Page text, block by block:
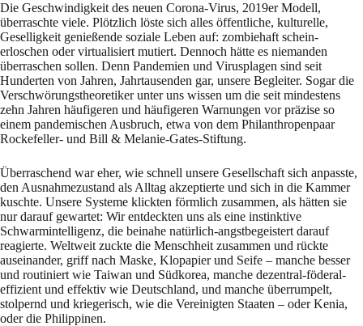
Die Geschwindigkeit des neuen Corona-Virus, 2019er Modell,
überraschte viele. Plötzlich löste sich alles öffentliche, kulturelle,
Geselligkeit genießende soziale Leben auf: zombiehaft schein-
erloschen oder virtualisiert mutiert. Dennoch hätte es niemanden
überraschen sollen. Denn Pandemien und Virusplagen sind seit
Hunderten von Jahren, Jahrtausenden gar, unsere Begleiter. Sogar die
Verschwörungstheoretiker unter uns wissen um die seit mindestens
zehn Jahren häufigeren und häufigeren Warnungen vor präzise so
einem pandemischen Ausbruch, etwa von dem Philanthropenpaar
Rockefeller- und Bill & Melanie-Gates-Stiftung.
Überraschend war eher, wie schnell unsere Gesellschaft sich anpasste,
den Ausnahmezustand als Alltag akzeptierte und sich in die Kammer
kuschte. Unsere Systeme klickten förmlich zusammen, als hätten sie
nur darauf gewartet: Wir entdeckten uns als eine instinktive
Schwarmintelligenz, die beinahe natürlich-angstbegeistert darauf
reagierte. Weltweit zuckte die Menschheit zusammen und rückte
auseinander, griff nach Maske, Klopapier und Seife – manche besser
und routiniert wie Taiwan und Südkorea, manche dezentral-föderal-
effizient und effektiv wie Deutschland, und manche überrumpelt,
stolpernd und kriegerisch, wie die Vereinigten Staaten – oder Kenia,
oder die Philippinen.